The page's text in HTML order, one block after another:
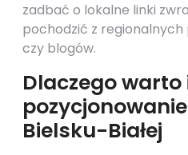
zadbać o lokalne linki
pochodzić z
czy blogów.
Dlaczego
Bielsku-Białej